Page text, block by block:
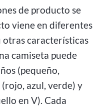
de producto se
viene en diferentes
otras características
camiseta puede
(pequeño,
azul, verde) y
en V). Cada